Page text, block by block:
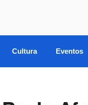
Cultura Eventos